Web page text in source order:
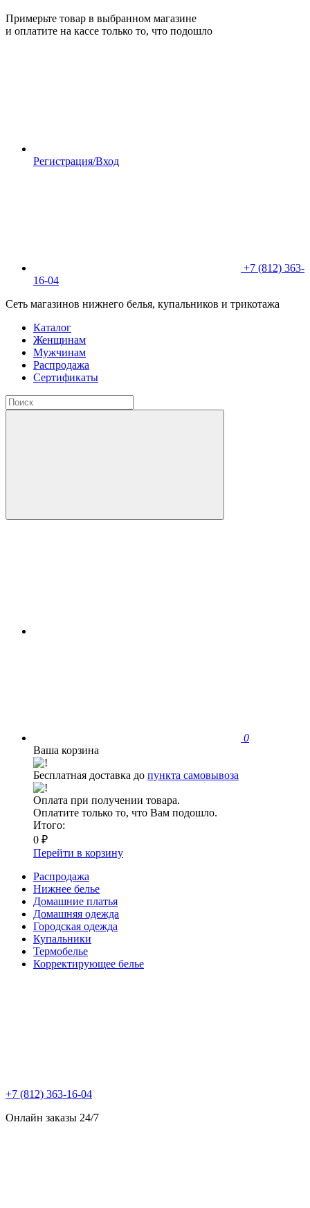
Примерьте товар в выбранном магазине
и оплатите на кассе только то, что подошло
Регистрация/Вход
+7 (812) 363-
16-04
Сеть магазинов нижнего белья, купальников и трикотажа
Каталог
Женщинам
Мужчинам
Распродажа
Сертификаты
0
Ваша корзина
Бесплатная доставка до пункта самовывоза
Оплата при получении товара.
Оплатите только то, что Вам подошло.
Итого:
0 ₽
Перейти в корзину
Распродажа
Нижнее белье
Домашние платья
Домашняя одежда
Городская одежда
Купальники
Термобелье
Корректирующее белье
+7 (812) 363-16-04
Онлайн заказы 24/7